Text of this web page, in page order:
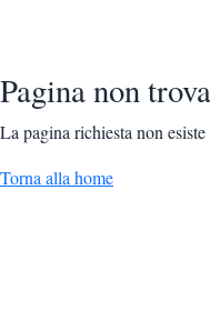
Pagina non
La pagina richiesta non
Torna alla home